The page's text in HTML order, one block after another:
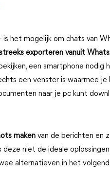
het mogelijk om chats van
exporteren vanuit
een smartphone
een venster is waarmee
naar je pc kunt
maken van de berichten en
deze niet de ideale
alternatieven in het